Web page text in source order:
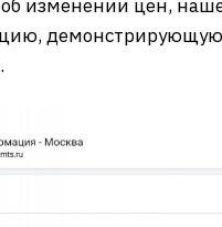
изменении цен,